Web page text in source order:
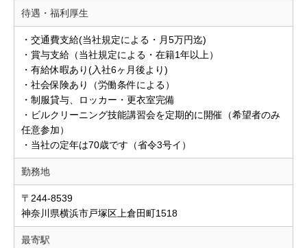
待遇・福利厚生
・交通費支給(当社規定による・月5万円迄)
・賞与支給（当社規定による・在籍1年以上）
・有給休暇あり(入社6ヶ月後より)
・社会保険あり（労働条件による）
・制服貸与、ロッカー・更衣室完備
・ビルクリーニング技能講習会を定期的に開催（希望者のみ
任意参加）
・当社の定年は70歳です（省令3号イ）
勤務地
〒244-8539
神奈川県横浜市戸塚区上倉田町1518
最寄駅